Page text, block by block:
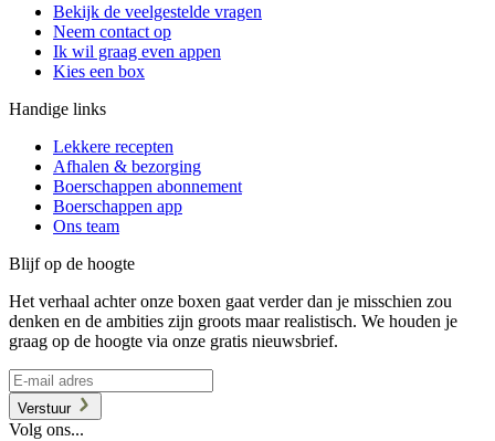
Bekijk de veelgestelde vragen
Neem contact op
Ik wil graag even appen
Kies een box
Handige links
Lekkere recepten
Afhalen & bezorging
Boerschappen abonnement
Boerschappen app
Ons team
Blijf op de hoogte
Het verhaal achter onze boxen gaat verder dan je misschien zou
denken en de ambities zijn groots maar realistisch. We houden je
graag op de hoogte via onze gratis nieuwsbrief.
Verstuur
Volg ons...